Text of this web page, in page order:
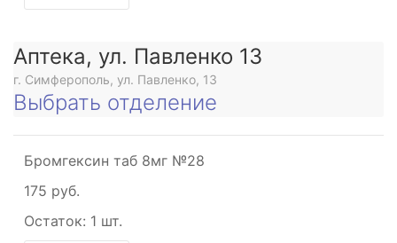
Аптека, ул. Павленко 13
г. Симферополь, ул. Павленко, 13
Выбрать отделение
Бромгексин таб 8мг №28
175 руб.
Остаток: 1 шт.